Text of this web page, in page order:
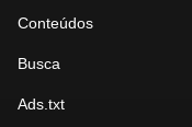
Conteúdos
Busca
Ads.txt